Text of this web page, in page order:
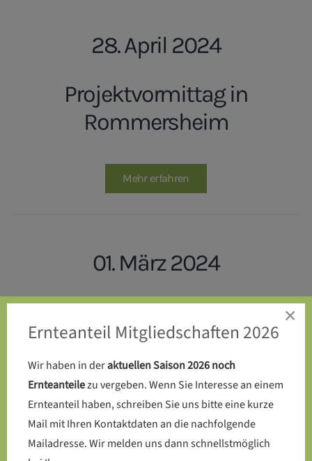
28. April 2024
Projektvormittag in
Rommersheim
Mehr erfahren
01. März 2024
Endlich: Die Kompost-Toilette
wird auf dem SoLaWi-Acker
errichtet
Mehr erfahren
×
Ernteanteil Mitgliedschaften 2026
Wir haben in deraktuellen Saison 2026 noch
Ernteanteilezu vergeben. Wenn Sie Interesse an einem
Ernteanteil haben, schreiben Sie uns bitte eine kurze
Mail mit Ihren Kontaktdaten an die nachfolgende
Mailadresse. Wir melden uns dann schnellstmöglich